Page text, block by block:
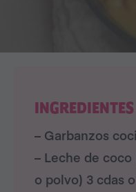
INGREDIENTES
– Garbanzos
– Leche de
o polvo) 3 cdas